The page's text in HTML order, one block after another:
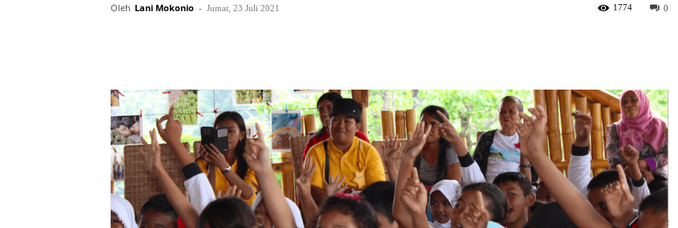
Oleh Lani Mokonio - Jumat, 23 Juli 2021 0
1774